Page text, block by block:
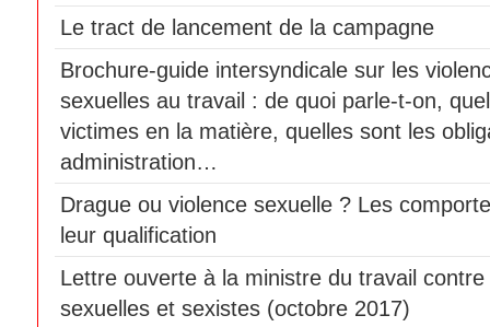
Le tract de lancement de la campagne
Brochure-guide intersyndicale sur les
sexuelles au travail : de quoi parle-t-on,
victimes en la matière, quelles sont les
administration…
Drague ou violence sexuelle ? Les
leur qualification
Lettre ouverte à la ministre du travail contre
sexuelles et sexistes (octobre 2017)